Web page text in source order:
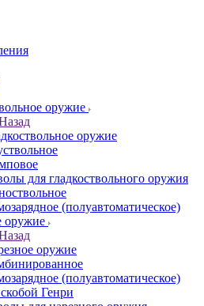
оружие
оружие
для гладкоствольного оружия
(полуавтоматическое)
оружие
оружие
(полуавтоматическое)
Генри